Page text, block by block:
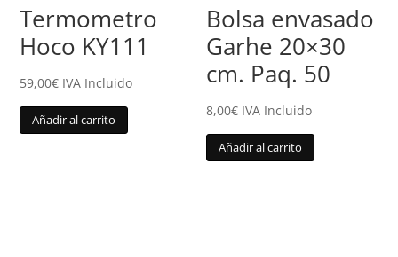
Termometro
Hoco KY111
59,00€ IVA Incluido
Añadir al carrito
Bolsa envasado
Garhe 20×30
cm. Paq. 50
8,00€ IVA Incluido
Añadir al carrito